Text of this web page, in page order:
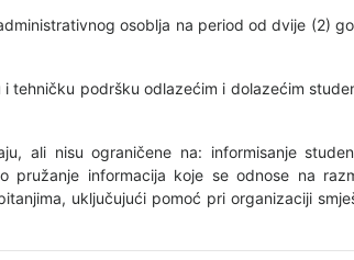
osoblja na period od dvije (2)
tehničku podršku odlazećim i dolazećim
ali nisu ograničene na: informisanje
pružanje informacija koje se odnose na
uključujući pomoć pri organizaciji